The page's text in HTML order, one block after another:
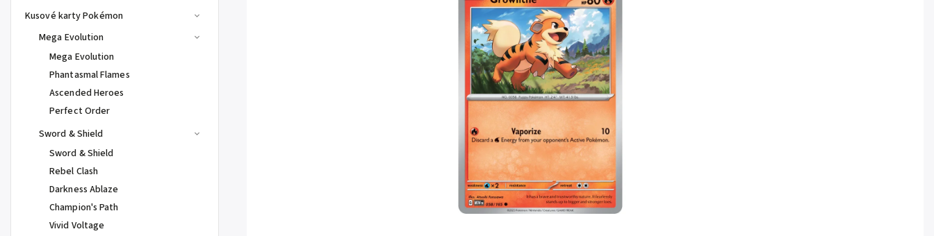
Kusové karty Pokémon
Mega Evolution
Mega Evolution
Phantasmal Flames
Ascended Heroes
Perfect Order
Sword & Shield
Sword & Shield
Rebel Clash
Darkness Ablaze
Champion's Path
Vivid Voltage